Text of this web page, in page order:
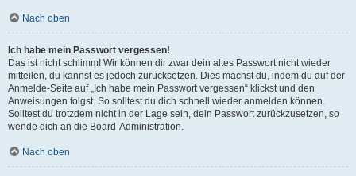
Nach oben
Ich habe mein Passwort vergessen!
Das ist nicht schlimm! Wir können dir zwar dein altes Passwort nicht wieder
mitteilen, du kannst es jedoch zurücksetzen. Dies machst du, indem du auf der
Anmelde-Seite auf „Ich habe mein Passwort vergessen“ klickst und den
Anweisungen folgst. So solltest du dich schnell wieder anmelden können.
Solltest du trotzdem nicht in der Lage sein, dein Passwort zurückzusetzen, so
wende dich an die Board-Administration.
Nach oben